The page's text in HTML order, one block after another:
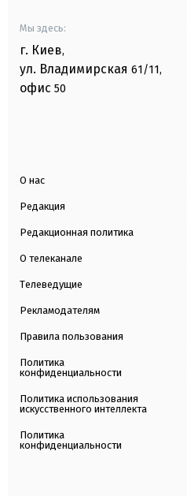
Мы здесь:
г. Киев,
ул. Владимирская 61/11,
офис 50
О нас
Редакция
Редакционная политика
О телеканале
Телеведущие
Рекламодателям
Правила пользования
Политика
конфиденциальности
Политика использования
искусственного интеллекта
Политика
конфиденциальности